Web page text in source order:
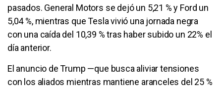
pasados. General Motors se dejó un 5,21 % y Ford un
5,04 %, mientras que Tesla vivió una jornada negra
con una caída del 10,39 % tras haber subido un 22% el
día anterior.
El anuncio de Trump —que busca aliviar tensiones
con los aliados mientras mantiene aranceles del 25 %